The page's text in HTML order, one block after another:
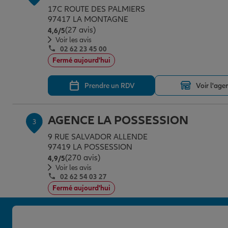
17C ROUTE DES PALMIERS
97417 LA MONTAGNE
4,6/5Note de 4.6 sur 5
(27 avis)
Voir les avis
02 62 23 45 00
Fermé aujourd'hui
Prendre un RDV Voir
3 AGENCE LA POSSESSION
9 RUE SALVADOR ALLENDE
97419 LA POSSESSION
4,9/5Note de 4.9 sur 5
(270 avis)
Voir les avis
02 62 54 03 27
Fermé aujourd'hui